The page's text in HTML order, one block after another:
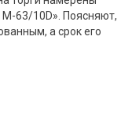
63/10D». Поясняют,
а срок его